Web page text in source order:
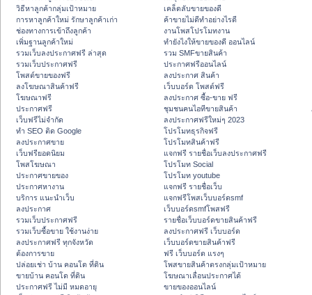
วิธีหาลูกค้ากลุ่มเป้าหมาย
การหาลูกค้าใหม่ รักษาลูกค้าเก่า
ช่องทางการเข้าถึงลูกค้า
เพิ่มฐานลูกค้าใหม่
รวมเว็บลงประกาศฟรี ล่าสุด
รวมเว็บประกาศฟรี
โพสต์ขายของฟรี
ลงโฆษณาสินค้าฟรี
โฆษณาฟรี
ประกาศฟรี
เว็บฟรีไม่จำกัด
ทำ SEO ติด Google
ลงประกาศขาย
เว็บฟรียอดนิยม
โพสโฆษณา
ประกาศขายของ
ประกาศหางาน
บริการ แนะนำเว็บ
ลงประกาศ
รวมเว็บประกาศฟรี
รวมเว็บซื้อขาย ใช้งานง่าย
ลงประกาศฟรี ทุกจังหวัด
ต้องการขาย
ปล่อยเช่า บ้าน คอนโด ที่ดิน
ขายบ้าน คอนโด ที่ดิน
ประกาศฟรี ไม่มี หมดอายุ
เคล็ดลับขายของดี
ค้าขายไม่ดีทำอย่างไรดี
งานโพสโปรโมทงาน
ทํายังไงให้ขายของดี ออนไลน์
รวม SMFขายสินค้า
ประกาศฟรีออนไลน์
ลงประกาศ สินค้า
เว็บบอร์ด โพสต์ฟรี
ลงประกาศ ซื้อ-ขาย ฟรี
ชุมชนคนไอทีขายสินค้า
ลงประกาศฟรีใหม่ๆ 2023
โปรโมทธุรกิจฟรี
โปรโมทสินค้าฟรี
แจกฟรี รายชื่อเว็บลงประกาศฟรี
โปรโมท Social
โปรโมท youtube
แจกฟรี รายชื่อเว็บ
แจกฟรีโพสเว็บบอร์ดsmf
เว็บบอร์ดsmfโพสฟรี
รายชื่อเว็บบอร์ดขายสินค้าฟรี
ลงประกาศฟรี เว็บบอร์ด
เว็บบอร์ดขายสินค้าฟรี
ฟรี เว็บบอร์ด แรงๆ
โพสขายสินค้าตรงกลุ่มเป้าหมาย
โฆษณาเลื่อนประกาศได้
ขายของออนไลน์